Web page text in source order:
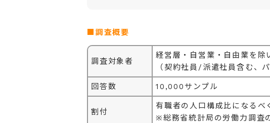
■調査概要
調査対象者
経営層・自営業・自由業を除
（契約社員/派遣社員含む、
回答数 10,000サンプル
割付
有職者の人口構成比になるべ
※総務省統計局の労働力調査